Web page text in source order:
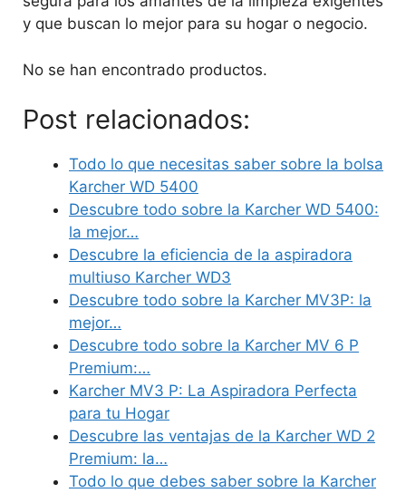
y que buscan lo mejor para su hogar o negocio.
No se han encontrado productos.
Post relacionados:
Todo lo que necesitas saber sobre la bolsa
Karcher WD 5400
Descubre todo sobre la Karcher WD 5400:
la mejor…
Descubre la eficiencia de la aspiradora
multiuso Karcher WD3
Descubre todo sobre la Karcher MV3P: la
mejor…
Descubre todo sobre la Karcher MV 6 P
Premium:…
Karcher MV3 P: La Aspiradora Perfecta
para tu Hogar
Descubre las ventajas de la Karcher WD 2
Premium: la…
Todo lo que debes saber sobre la Karcher